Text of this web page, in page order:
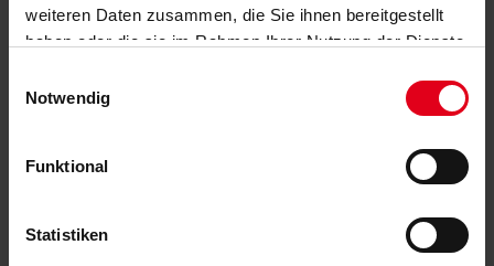
weiteren Daten zusammen, die Sie ihnen bereitgestellt
haben oder die sie im Rahmen Ihrer Nutzung der Dienste
Notwendig
Funktional
Statistiken